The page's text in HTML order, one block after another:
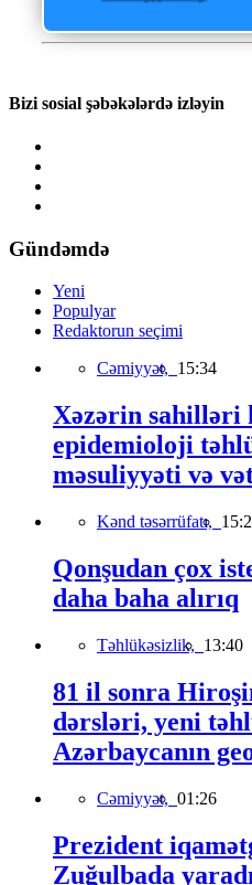
Bizi sosial şəbəkələrdə izləyin
Gündəmdə
Yeni
Populyar
Redaktorun seçimi
Cəmiyyət, 15:34
Xəzərin sahilləri
epidemioloji
məsuliyyəti və
Kənd təsərrüfatı,
Qonşudan çox
daha baha alırıq
Təhlükəsizlik, 13:40
81 il sonra
dərsləri, yeni
Azərbaycanın
Cəmiyyət, 01:26
Prezident
Zuğulbada